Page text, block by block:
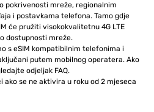
pokrivenosti mreže, regionalnim
i postavkama telefona. Tamo gdje
će pružiti visokokvalitetnu 4G LTE
dostupnosti mreže.
s eSIM kompatibilnim telefonima i
putem mobilnog operatera. Ako
odjeljak FAQ.
ako se ne aktivira u roku od 2 mjeseca